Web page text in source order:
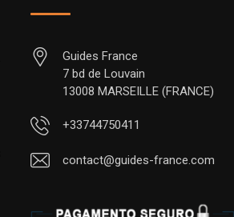
Guides France
7 bd de Louvain
13008 MARSEILLE (FRANCE)
+33744750411
contact@guides-france.com